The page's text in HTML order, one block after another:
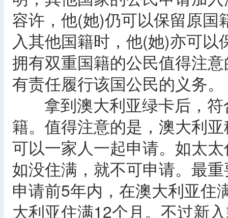
容许，他(她)仍可以保留原
入其他国籍时，他(她)亦可
拥有双重国籍的公民值得注
有责任履行该国公民的义务。
拿到澳大利亚绿卡后，符
籍。值得注意的是，澳大利
可以一家人一起申请。如太
如没住满，就不可申请。最
申请前5年内，在澳大利亚住
大利亚住满12个月。不过新